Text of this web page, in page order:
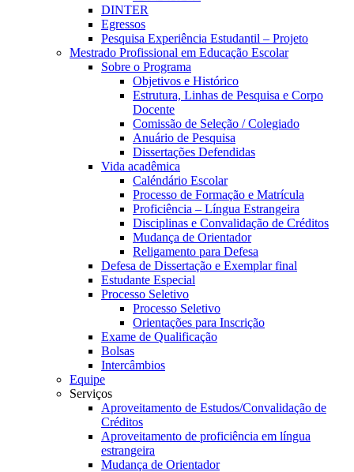
DINTER
Egressos
Pesquisa Experiência Estudantil – Projeto
Mestrado Profissional em Educação Escolar
Sobre o Programa
Objetivos e Histórico
Estrutura, Linhas de Pesquisa e Corpo
Docente
Comissão de Seleção / Colegiado
Anuário de Pesquisa
Dissertações Defendidas
Vida acadêmica
Caléndário Escolar
Processo de Formação e Matrícula
Proficiência – Língua Estrangeira
Disciplinas e Convalidação de Créditos
Mudança de Orientador
Religamento para Defesa
Defesa de Dissertação e Exemplar final
Estudante Especial
Processo Seletivo
Processo Seletivo
Orientações para Inscrição
Exame de Qualificação
Bolsas
Intercâmbios
Equipe
Serviços
Aproveitamento de Estudos/Convalidação de
Créditos
Aproveitamento de proficiência em língua
estrangeira
Mudança de Orientador